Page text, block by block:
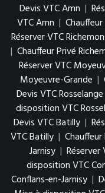
Devis VTC Amn |
VTC Amn |
Réserver VTC
| Chauffeur Privé
Réserver VTC
Moyeuvre-Grande |
Devis VTC Rosselange
disposition VTC
Devis VTC Batilly |
VTC Batilly |
Jarnisy | Réserver
disposition VTC
Conflans-en-Jarnisy |